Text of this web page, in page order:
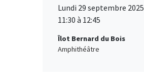
Lundi 29 septembre 2025
11:30 à 12:45
Îlot Bernard du Bois
Amphithéâtre